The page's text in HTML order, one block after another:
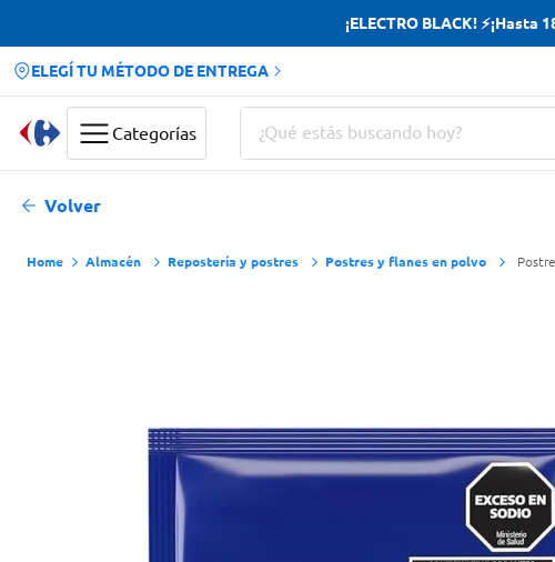
¡ELECTRO BLACK!
ELEGÍ TU MÉTODO DE ENTREGA
Categorías
¿Qué estás buscando hoy?
Volver
Almacén Repostería y postres Postres y flanes en polvo
Términos más buscados